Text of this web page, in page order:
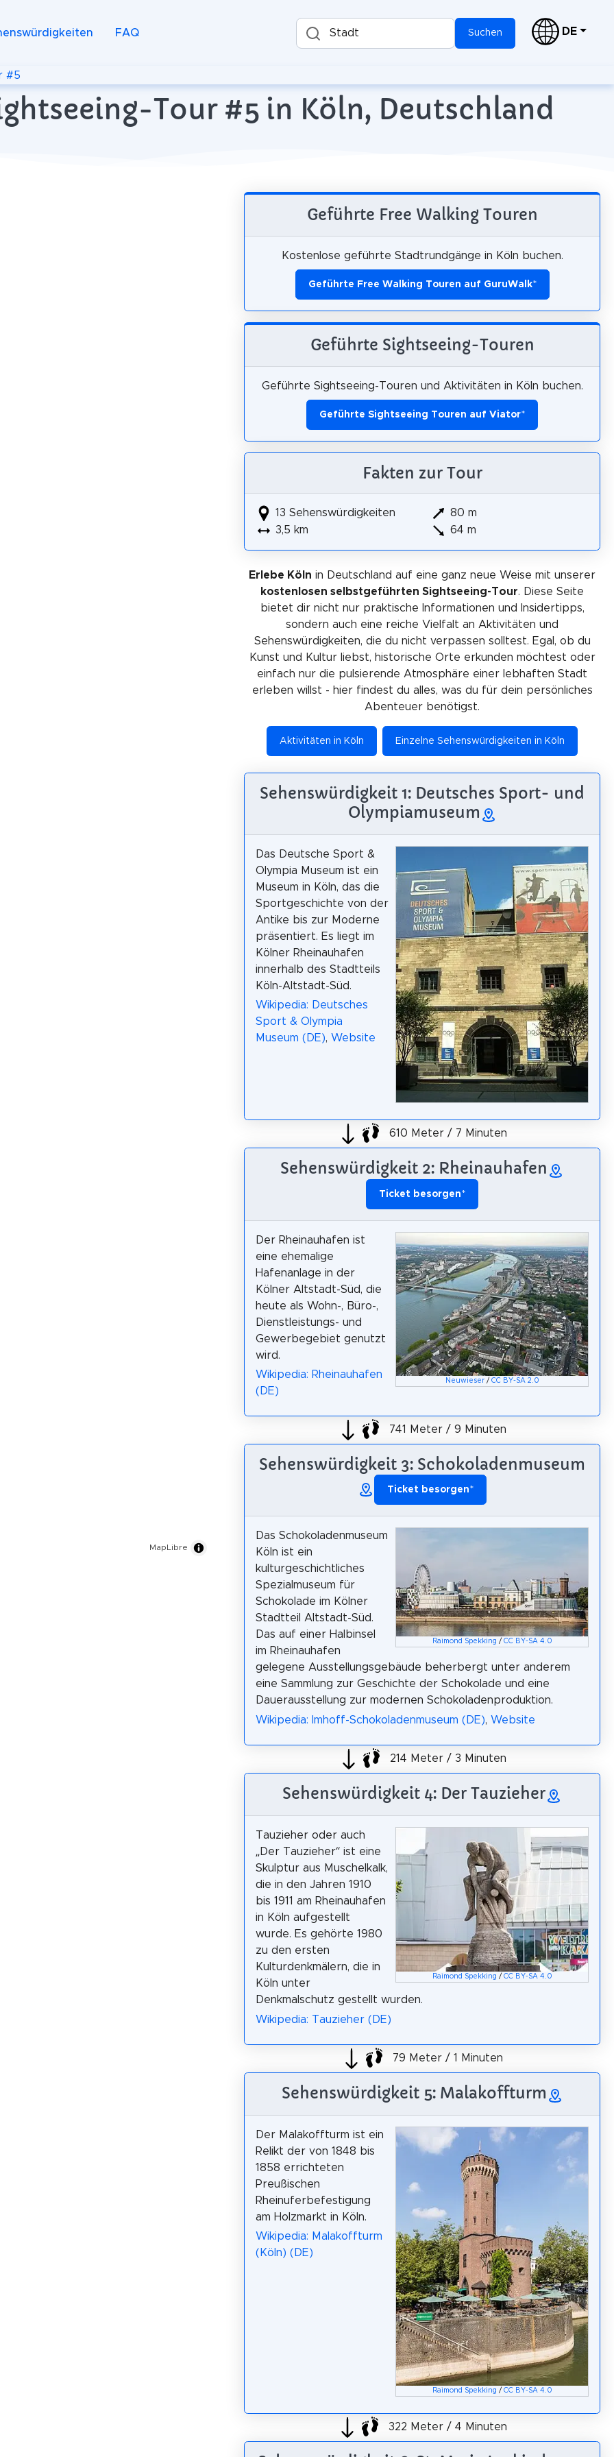
FAQ Stadt Suchen DE
#5
Tour #5 in Köln, Deutschland
MapLibre
Geführte Free Walking Touren
Kostenlose geführte Stadtrundgänge in Köln buchen.
Geführte Free Walking Touren auf GuruWalk*
Geführte Sightseeing-Touren
Geführte Sightseeing-Touren und Aktivitäten in Köln buchen.
Geführte Sightseeing Touren auf Viator*
Fakten zur Tour
13 Sehenswürdigkeiten
3,5 km
80 m
64 m
Erlebe Köln in Deutschland auf eine ganz neue Weise mit unserer
kostenlosen selbstgeführten Sightseeing-Tour. Diese Seite
bietet dir nicht nur praktische Informationen und Insidertipps,
sondern auch eine reiche Vielfalt an Aktivitäten und
Sehenswürdigkeiten, die du nicht verpassen solltest. Egal, ob du
Kunst und Kultur liebst, historische Orte erkunden möchtest oder
einfach nur die pulsierende Atmosphäre einer lebhaften Stadt
erleben willst - hier findest du alles, was du für dein persönliches
Abenteuer benötigst.
Aktivitäten in Köln Einzelne Sehenswürdigkeiten in Köln
Sehenswürdigkeit 1: Deutsches Sport- und
Olympiamuseum
Das Deutsche Sport &
Olympia Museum ist ein
Museum in Köln, das die
Sportgeschichte von der
Antike bis zur Moderne
präsentiert. Es liegt im
Kölner Rheinauhafen
innerhalb des Stadtteils
Köln-Altstadt-Süd.
Wikipedia: Deutsches
Sport & Olympia
Museum (DE), Website
610 Meter / 7 Minuten
Sehenswürdigkeit 2: Rheinauhafen
Ticket besorgen*
Neuwieser/ CC BY-SA 2.0
Der Rheinauhafen ist
eine ehemalige
Hafenanlage in der
Kölner Altstadt-Süd, die
heute als Wohn-, Büro-,
Dienstleistungs- und
Gewerbegebiet genutzt
wird.
Wikipedia: Rheinauhafen
(DE)
741 Meter / 9 Minuten
Sehenswürdigkeit 3: Schokoladenmuseum
Ticket besorgen*
Raimond Spekking / CC BY-SA 4.0
Das Schokoladenmuseum
Köln ist ein
kulturgeschichtliches
Spezialmuseum für
Schokolade im Kölner
Stadtteil Altstadt-Süd.
Das auf einer Halbinsel
im Rheinauhafen
gelegene Ausstellungsgebäude beherbergt unter anderem
eine Sammlung zur Geschichte der Schokolade und eine
Dauerausstellung zur modernen Schokoladenproduktion.
Wikipedia: Imhoff-Schokoladenmuseum (DE), Website
214 Meter / 3 Minuten
Sehenswürdigkeit 4: Der Tauzieher
Raimond Spekking / CC BY-SA 4.0
Tauzieher oder auch
„Der Tauzieher“ ist eine
Skulptur aus Muschelkalk,
die in den Jahren 1910
bis 1911 am Rheinauhafen
in Köln aufgestellt
wurde. Es gehörte 1980
zu den ersten
Kulturdenkmälern, die in
Köln unter
Denkmalschutz gestellt wurden.
Wikipedia: Tauzieher (DE)
79 Meter / 1 Minuten
Sehenswürdigkeit 5: Malakoffturm
Raimond Spekking / CC BY-SA 4.0
Der Malakoffturm ist ein
Relikt der von 1848 bis
1858 errichteten
Preußischen
Rheinuferbefestigung
am Holzmarkt in Köln.
Wikipedia: Malakoffturm
(Köln) (DE)
322 Meter / 4 Minuten